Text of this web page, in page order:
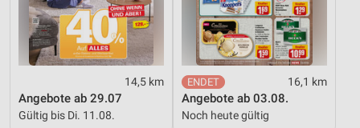
14,5 km
Angebote ab 29.07
Gültig bis Di. 11.08.
16,1 km
Angebote ab 03.08.
Noch heute gültig